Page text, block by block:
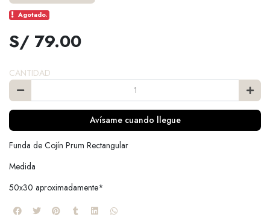
Agotado.
S/ 79.00
CANTIDAD
Avísame cuando llegue
Funda de Cojín Prum Rectangular
Medida
50x30 aproximadamente*